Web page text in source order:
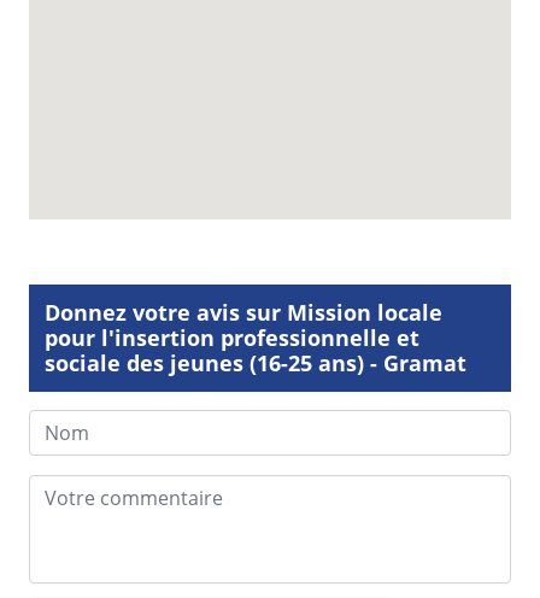
Donnez votre avis sur Mission locale
pour l'insertion professionnelle et
sociale des jeunes (16-25 ans) - Gramat